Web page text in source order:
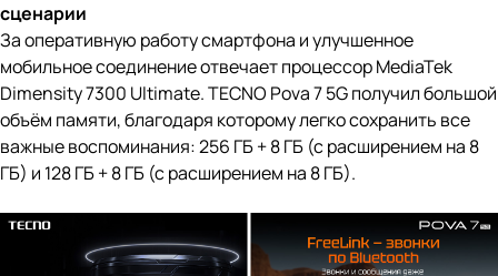
сценарии
За оперативную работу смартфона и улучшенное
мобильное соединение отвечает процессор MediaTek
Dimensity 7300 Ultimate. TECNO Pova 7 5G получил большой
объём памяти, благодаря которому легко сохранить все
важные воспоминания: 256 ГБ + 8 ГБ (с расширением на 8
ГБ) и 128 ГБ + 8 ГБ (с расширением на 8 ГБ).